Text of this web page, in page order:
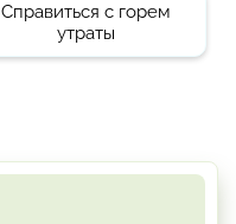
Справиться с горем
утраты